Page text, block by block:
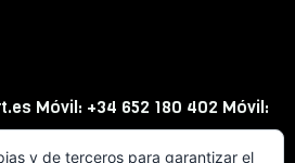
Móvil: +34 652 180 402 Móvil:
y de terceros para garantizar el